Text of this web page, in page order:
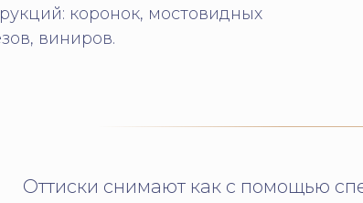
коронок, мостовидных
виниров.
Оттиски снимают как с помощью